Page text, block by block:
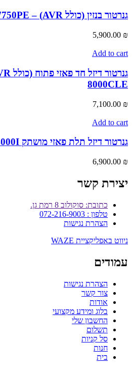
גנרטור בנזין (כולל AVR) – Ford FG7750PE
5,900.00 ₪
Add to cart
8000CLE
7,100.00 ₪
Add to cart
גנרטור דיזל תלת פאזי מושתק 6500W – Yamar G-8000I
6,900.00 ₪
יצירת קשר
כתובת: סוקולוב 8 רמת גן.
טלפון : 072-216-9003
הצהרת נגישות
ניווט באפליקציית WAZE
עמודים
הצהרת נגישות
צור קשר
אודות
בלוג ומידע מקצועי
החשבון שלי
תשלום
סל קניות
חנות
בית